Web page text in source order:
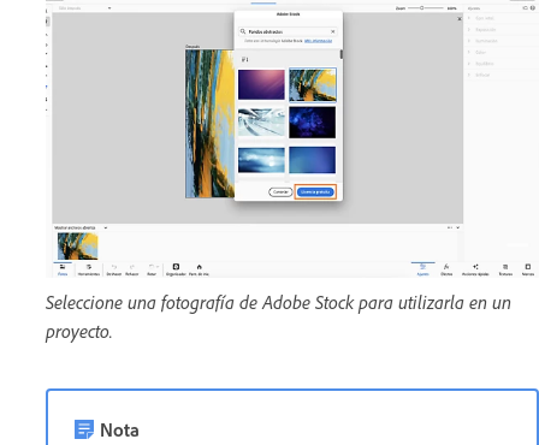
Seleccione una fotografía de Adobe Stock para utilizarla en un
proyecto.
Nota